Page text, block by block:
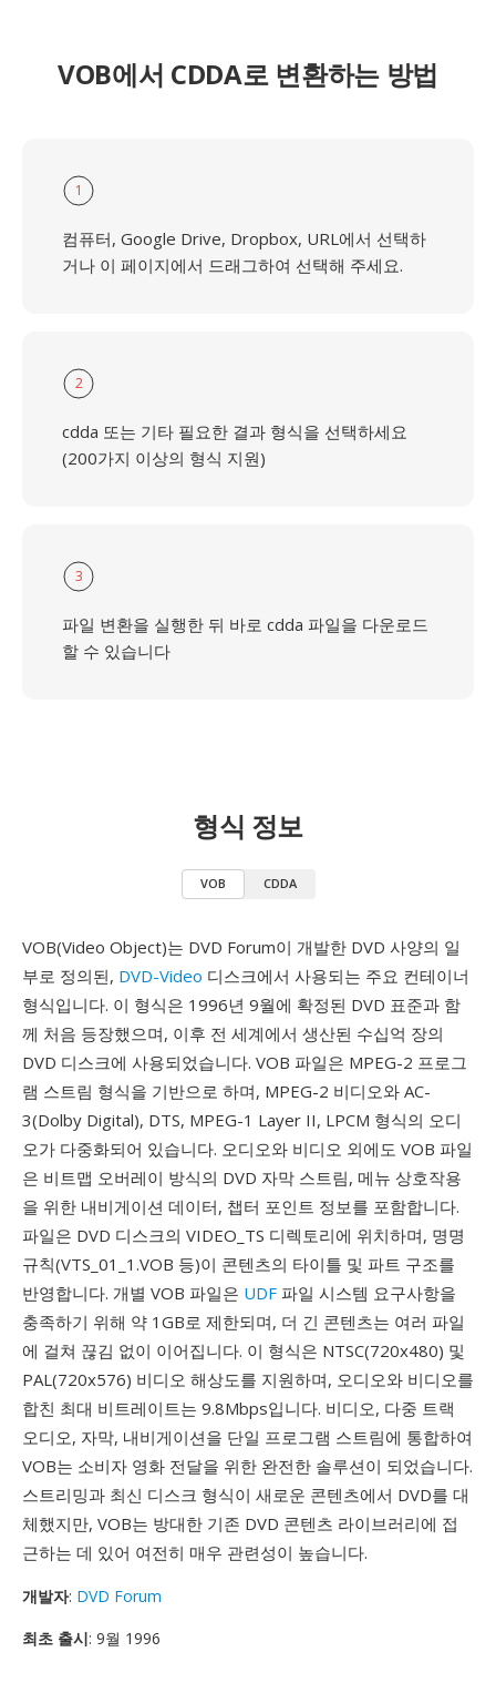
VOB에서 CDDA로 변환하는 방법
1
컴퓨터, Google Drive, Dropbox, URL에서 선택하
거나 이 페이지에서 드래그하여 선택해 주세요.
2
cdda 또는 기타 필요한 결과 형식을 선택하세요
(200가지 이상의 형식 지원)
3
파일 변환을 실행한 뒤 바로 cdda 파일을 다운로드
할 수 있습니다
형식 정보
VOB CDDA
VOB(Video Object)는 DVD Forum이 개발한 DVD 사양의 일
부로 정의된, DVD-Video 디스크에서 사용되는 주요 컨테이너
형식입니다. 이 형식은 1996년 9월에 확정된 DVD 표준과 함
께 처음 등장했으며, 이후 전 세계에서 생산된 수십억 장의
DVD 디스크에 사용되었습니다. VOB 파일은 MPEG-2 프로그
램 스트림 형식을 기반으로 하며, MPEG-2 비디오와 AC-
3(Dolby Digital), DTS, MPEG-1 Layer II, LPCM 형식의 오디
오가 다중화되어 있습니다. 오디오와 비디오 외에도 VOB 파일
은 비트맵 오버레이 방식의 DVD 자막 스트림, 메뉴 상호작용
을 위한 내비게이션 데이터, 챕터 포인트 정보를 포함합니다.
파일은 DVD 디스크의 VIDEO_TS 디렉토리에 위치하며, 명명
규칙(VTS_01_1.VOB 등)이 콘텐츠의 타이틀 및 파트 구조를
반영합니다. 개별 VOB 파일은 UDF 파일 시스템 요구사항을
충족하기 위해 약 1GB로 제한되며, 더 긴 콘텐츠는 여러 파일
에 걸쳐 끊김 없이 이어집니다. 이 형식은 NTSC(720x480) 및
PAL(720x576) 비디오 해상도를 지원하며, 오디오와 비디오를
합친 최대 비트레이트는 9.8Mbps입니다. 비디오, 다중 트랙
오디오, 자막, 내비게이션을 단일 프로그램 스트림에 통합하여
VOB는 소비자 영화 전달을 위한 완전한 솔루션이 되었습니다.
스트리밍과 최신 디스크 형식이 새로운 콘텐츠에서 DVD를 대
체했지만, VOB는 방대한 기존 DVD 콘텐츠 라이브러리에 접
근하는 데 있어 여전히 매우 관련성이 높습니다.
개발자: DVD Forum
최초 출시: 9월 1996